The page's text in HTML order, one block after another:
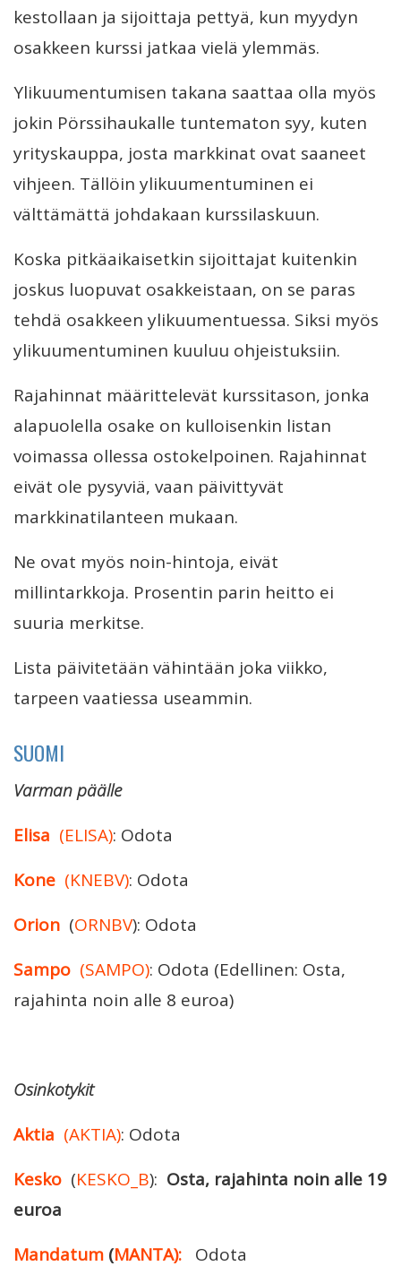
kestollaan ja sijoittaja pettyä, kun myydyn
osakkeen kurssi jatkaa vielä ylemmäs.
Ylikuumentumisen takana saattaa olla myös
jokin Pörssihaukalle tuntematon syy, kuten
yrityskauppa, josta markkinat ovat saaneet
vihjeen. Tällöin ylikuumentuminen ei
välttämättä johdakaan kurssilaskuun.
Koska pitkäaikaisetkin sijoittajat kuitenkin
joskus luopuvat osakkeistaan, on se paras
tehdä osakkeen ylikuumentuessa. Siksi myös
ylikuumentuminen kuuluu ohjeistuksiin.
Rajahinnat määrittelevät kurssitason, jonka
alapuolella osake on kulloisenkin listan
voimassa ollessa ostokelpoinen. Rajahinnat
eivät ole pysyviä, vaan päivittyvät
markkinatilanteen mukaan.
Ne ovat myös noin-hintoja, eivät
millintarkkoja. Prosentin parin heitto ei
suuria merkitse.
Lista päivitetään vähintään joka viikko,
tarpeen vaatiessa useammin.
SUOMI
Varman päälle
Elisa (ELISA): Odota
Kone (KNEBV): Odota
Orion (ORNBV): Odota
Sampo (SAMPO): Odota (Edellinen: Osta,
rajahinta noin alle 8 euroa)
Osinkotykit
Aktia (AKTIA): Odota
Kesko (KESKO_B): Osta, rajahinta noin alle 19
euroa
Mandatum (MANTA): Odota